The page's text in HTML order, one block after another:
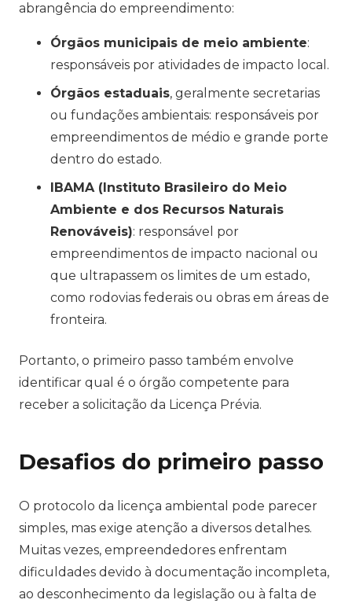
abrangência do empreendimento:
Órgãos municipais de meio ambiente:
responsáveis por atividades de impacto local.
Órgãos estaduais, geralmente secretarias
ou fundações ambientais: responsáveis por
empreendimentos de médio e grande porte
dentro do estado.
IBAMA (Instituto Brasileiro do Meio
Ambiente e dos Recursos Naturais
Renováveis): responsável por
empreendimentos de impacto nacional ou
que ultrapassem os limites de um estado,
como rodovias federais ou obras em áreas de
fronteira.
Portanto, o primeiro passo também envolve
identificar qual é o órgão competente para
receber a solicitação da Licença Prévia.
Desafios do primeiro passo
O protocolo da licença ambiental pode parecer
simples, mas exige atenção a diversos detalhes.
Muitas vezes, empreendedores enfrentam
dificuldades devido à documentação incompleta,
ao desconhecimento da legislação ou à falta de